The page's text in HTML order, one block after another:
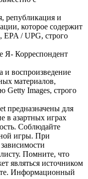
републикация и
которое содержит
/ UPG, строго
Я- Корреспондент
и воспроизведение
материалов,
Getty Images, строго
предназначены для
в азартных играх
Соблюдайте
игры. При
Помните, что
являться источником
Информационный